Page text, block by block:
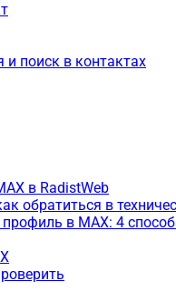
и поиск в контактах
в RadistWeb
обратиться в
в MAX: 4